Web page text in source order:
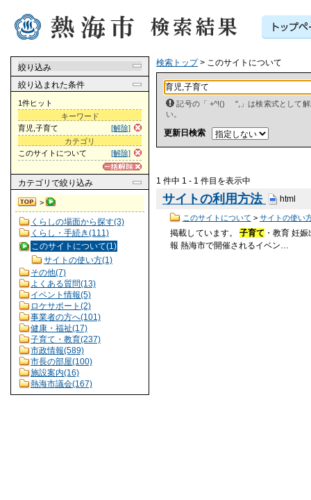
絞り込み
絞り込まれた条件
1件ヒット
キーワード
[解除]
育児,子育て
カテゴリ
[解除]
このサイトについて
カテゴリ で絞り込み
>
くらしの場面から探す(3)
くらし・手続き(111)
このサイトについて(1)
サイトの使い方(1)
その他(7)
よくある質問(13)
イベント情報(5)
ロケサポート(2)
事業者の方へ(101)
健康・福祉(17)
子育て・教育(237)
市政情報(589)
市長の部屋(100)
施設案内(16)
熱海市議会(167)
検索トップ> このサイトについて
記号の「 +^!() ",」は検索式として解
い。
更新日検索
1 件中 1 - 1 件目を表示中
サイトの利用方法 html
このサイトについて > サイトの使い
掲載しています。 子育て ・教育 妊
報 熱海市で開催されるイベン…